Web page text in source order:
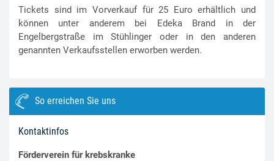
Tickets sind im Vorverkauf für 25 Euro erhältlich und
können unter anderem bei Edeka Brand in der
Engelbergstraße im Stühlinger oder in den anderen
genannten Verkaufsstellen erworben werden.
So erreichen Sie uns
Kontaktinfos
Förderverein für krebskranke